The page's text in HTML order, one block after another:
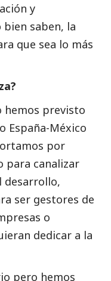
y
bien saben, la
que sea lo más
hemos previsto
España-México
por
para canalizar
desarrollo,
ser gestores de
o
dedicar a la
pero hemos